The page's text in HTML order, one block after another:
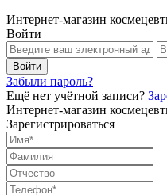
Интернет-магазин
Войти
Забыли пароль?
Ещё нет учётной записи?
Интернет-магазин
Зарегистрироваться